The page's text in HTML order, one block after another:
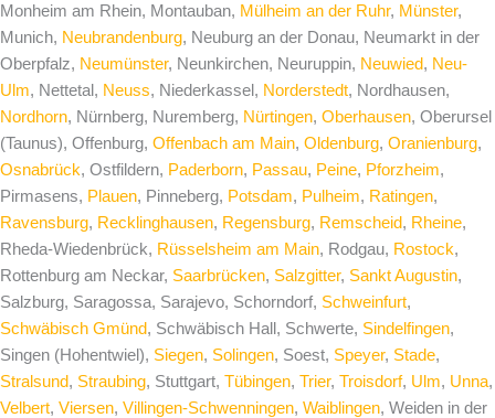
Monheim am Rhein, Montauban, Mülheim an der Ruhr, Münster,
Munich, Neubrandenburg, Neuburg an der Donau, Neumarkt in der
Oberpfalz, Neumünster, Neunkirchen, Neuruppin, Neuwied, Neu-
Ulm, Nettetal, Neuss, Niederkassel, Norderstedt, Nordhausen,
Nordhorn, Nürnberg, Nuremberg, Nürtingen, Oberhausen, Oberursel
(Taunus), Offenburg, Offenbach am Main, Oldenburg, Oranienburg,
Osnabrück, Ostfildern, Paderborn, Passau, Peine, Pforzheim,
Pirmasens, Plauen, Pinneberg, Potsdam, Pulheim, Ratingen,
Ravensburg, Recklinghausen, Regensburg, Remscheid, Rheine,
Rheda-Wiedenbrück, Rüsselsheim am Main, Rodgau, Rostock,
Rottenburg am Neckar, Saarbrücken, Salzgitter, Sankt Augustin,
Salzburg, Saragossa, Sarajevo, Schorndorf, Schweinfurt,
Schwäbisch Gmünd, Schwäbisch Hall, Schwerte, Sindelfingen,
Singen (Hohentwiel), Siegen, Solingen, Soest, Speyer, Stade,
Stralsund, Straubing, Stuttgart, Tübingen, Trier, Troisdorf, Ulm, Unna,
Velbert, Viersen, Villingen-Schwenningen, Waiblingen, Weiden in der